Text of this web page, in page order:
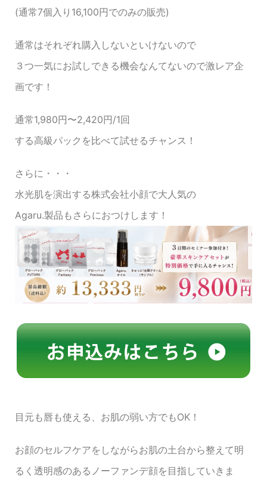
(通常7個入り16,100円でのみの販売)
通常はそれぞれ購入しないといけないので
３つ一気にお試しできる機会なんてないので激レア企
画です！
通常1,980円〜2,420円/1回
する高級パックを比べて試せるチャンス！
さらに・・・
水光肌を演出する株式会社小顔で大人気の
Agaru.製品もさらにおつけします！
目元も唇も使える、お肌の弱い方でもOK！
お顔のセルフケアをしながらお肌の土台から整えて明
るく透明感のあるノーファンデ顔を目指していきま